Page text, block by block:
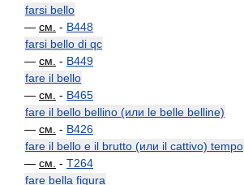
farsi bello
— см. - B448
farsi bello di qc
— см. - B449
fare il bello
— см. - B465
fare il bello bellino (или le belle belline)
— см. - B426
fare il bello e il brutto (или il cattivo) tempo
— см. - T264
fare bella figura